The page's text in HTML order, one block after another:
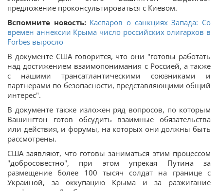
предложение проконсультироваться с Киевом.
Вспомните новость: Каспаров о санкциях Запада: Со
времен аннексии Крыма число российских олигархов в
Forbes выросло
В документе США говорится, что они "готовы работать
над достижением взаимопонимания с Россией, а также
с нашими трансатлантическими союзниками и
партнерами по безопасности, представляющими общий
интерес".
В документе также изложен ряд вопросов, по которым
Вашингтон готов обсудить взаимные обязательства
или действия, и форумы, на которых они должны быть
рассмотрены.
США заявляют, что готовы заниматься этим процессом
"добросовестно", при этом упрекая Путина за
размещение более 100 тысяч солдат на границе с
Украиной, за оккупацию Крыма и за разжигание